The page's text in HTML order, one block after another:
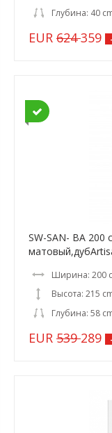
Глубина: 40
EUR 624359
SW-SAN- BA
Ширина: 200
Высота: 215
Глубина: 58
EUR 539289